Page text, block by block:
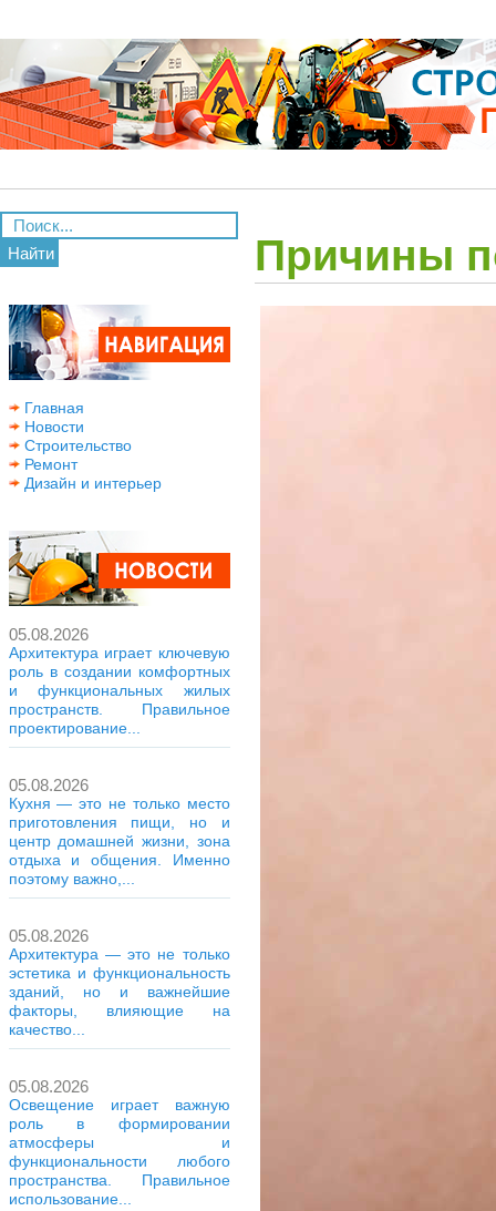
Найти
Главная
Новости
Строительство
Ремонт
Дизайн и интерьер
05.08.2026
Архитектура играет ключевую
роль в создании комфортных
и функциональных жилых
пространств. Правильное
проектирование...
05.08.2026
Кухня — это не только место
приготовления пищи, но и
центр домашней жизни, зона
отдыха и общения. Именно
поэтому важно,...
05.08.2026
Архитектура — это не только
эстетика и функциональность
зданий, но и важнейшие
факторы, влияющие на
качество...
05.08.2026
Освещение играет важную
роль в формировании
атмосферы и
функциональности любого
пространства. Правильное
использование...
Причины